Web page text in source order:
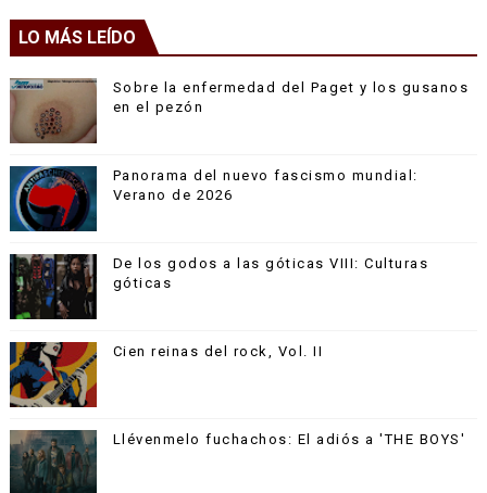
LO MÁS LEÍDO
Sobre la enfermedad del Paget y los gusanos
en el pezón
Panorama del nuevo fascismo mundial:
Verano de 2026
De los godos a las góticas VIII: Culturas
góticas
Cien reinas del rock, Vol. II
Llévenmelo fuchachos: El adiós a 'THE BOYS'